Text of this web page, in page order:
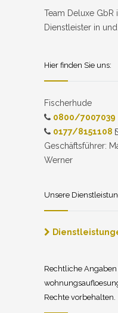
Team Deluxe GbR
Dienstleister in
Hier finden Sie uns:
Fischerhude
0800/7007039
0177/8151108
Geschäftsführer:
Werner
Unsere
Rechtliche
Rechte vorbehalten.